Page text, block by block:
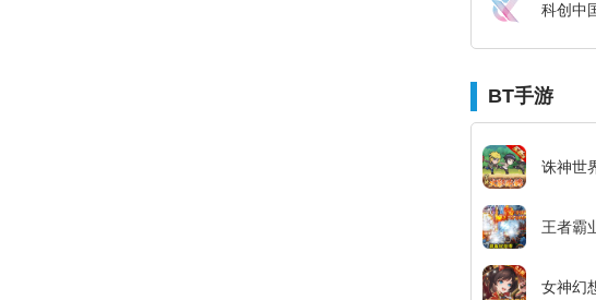
科创中
BT手游
诛神世
王者霸
女神幻